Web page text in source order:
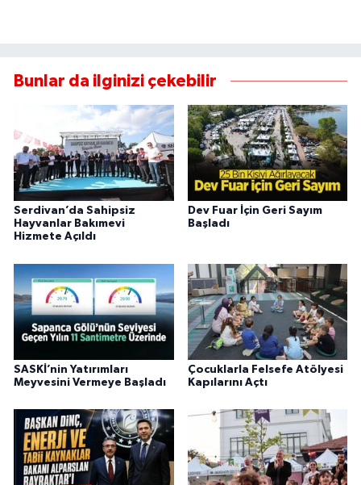
Bunlar da ilginizi çekebilir
Serdivan’da Sahipsiz
Hayvanlar Bakımevi
Hizmete Açıldı
Dev Fuar İçin Geri Sayım
Başladı
SASKİ’nin Yatırımları
Meyvesini Vermeye Başladı
Çocuklarla Felsefe Atölyesi
Kapılarını Açtı